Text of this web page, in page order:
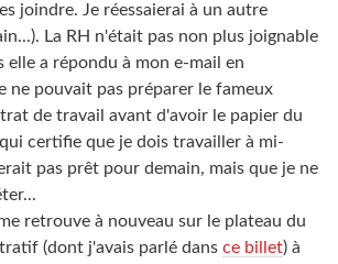
joindre. Je réessaierai à un autre
La RH n'était pas non plus joignable
elle a répondu à mon e-mail en
ne pouvait pas préparer le fameux
de travail avant d'avoir le papier du
certifie que je dois travailler à mi-
pas prêt pour demain, mais que je ne
retrouve à nouveau sur le plateau du
(dont j'avais parlé dans ce billet) à